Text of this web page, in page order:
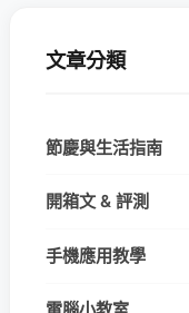
文章分類
節慶與生活指南
開箱文 & 評測
手機應用教學